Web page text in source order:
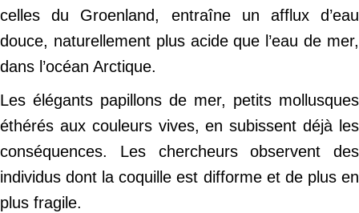
celles du Groenland, entraîne un afflux d’eau
douce, naturellement plus acide que l’eau de mer,
dans l’océan Arctique.
Les élégants papillons de mer, petits mollusques
éthérés aux couleurs vives, en subissent déjà les
conséquences. Les chercheurs observent des
individus dont la coquille est difforme et de plus en
plus fragile.